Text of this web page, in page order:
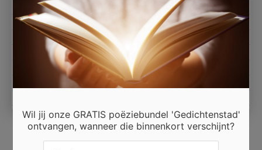
niet laten en zong
tevreden mee
Van Hees Annie
Wil jij onze GRATIS poëziebundel 'Gedichtenstad'
ontvangen, wanneer die binnenkort verschijnt?